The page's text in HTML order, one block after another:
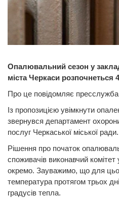
Опалювальний сезон у
міста Черкаси розпочнеться
Про це повідомляє
Із пропозицією увімкнути
звернувся департамент
послуг Черкаської міської ради.
Рішення про початок
споживачів виконавчий
окремо. Зауважимо, що для
температура протягом трьох
градусів тепла.